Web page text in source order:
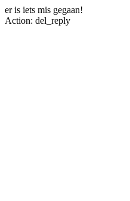
er is iets mis gegaan!
Action: del_reply